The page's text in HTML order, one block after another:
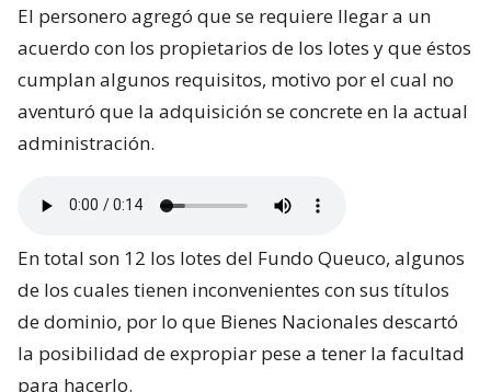
El personero agregó que se requiere llegar a un
acuerdo con los propietarios de los lotes y que éstos
cumplan algunos requisitos, motivo por el cual no
aventuró que la adquisición se concrete en la actual
administración.
En total son 12 los lotes del Fundo Queuco, algunos
de los cuales tienen inconvenientes con sus títulos
de dominio, por lo que Bienes Nacionales descartó
la posibilidad de expropiar pese a tener la facultad
para hacerlo.